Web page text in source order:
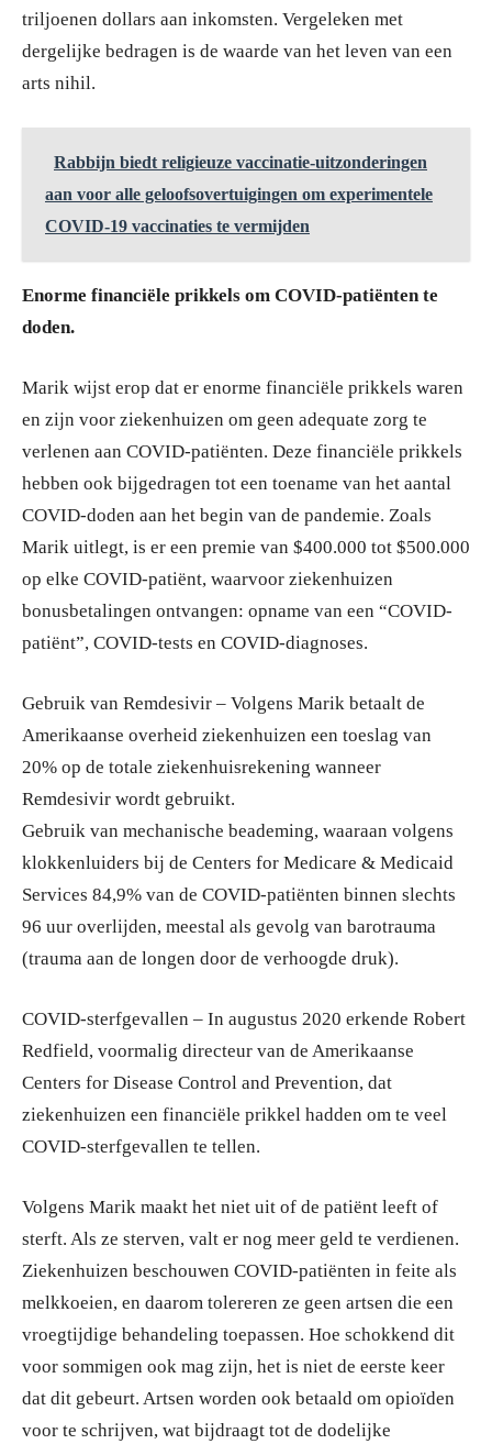
triljoenen dollars aan inkomsten. Vergeleken met
dergelijke bedragen is de waarde van het leven van een
arts nihil.
Rabbijn biedt religieuze vaccinatie-uitzonderingen
aan voor alle geloofsovertuigingen om experimentele
COVID-19 vaccinaties te vermijden
Enorme financiële prikkels om COVID-patiënten te
doden.
Marik wijst erop dat er enorme financiële prikkels waren
en zijn voor ziekenhuizen om geen adequate zorg te
verlenen aan COVID-patiënten. Deze financiële prikkels
hebben ook bijgedragen tot een toename van het aantal
COVID-doden aan het begin van de pandemie. Zoals
Marik uitlegt, is er een premie van $400.000 tot $500.000
op elke COVID-patiënt, waarvoor ziekenhuizen
bonusbetalingen ontvangen: opname van een “COVID-
patiënt”, COVID-tests en COVID-diagnoses.
Gebruik van Remdesivir – Volgens Marik betaalt de
Amerikaanse overheid ziekenhuizen een toeslag van
20% op de totale ziekenhuisrekening wanneer
Remdesivir wordt gebruikt.
Gebruik van mechanische beademing, waaraan volgens
klokkenluiders bij de Centers for Medicare & Medicaid
Services 84,9% van de COVID-patiënten binnen slechts
96 uur overlijden, meestal als gevolg van barotrauma
(trauma aan de longen door de verhoogde druk).
COVID-sterfgevallen – In augustus 2020 erkende Robert
Redfield, voormalig directeur van de Amerikaanse
Centers for Disease Control and Prevention, dat
ziekenhuizen een financiële prikkel hadden om te veel
COVID-sterfgevallen te tellen.
Volgens Marik maakt het niet uit of de patiënt leeft of
sterft. Als ze sterven, valt er nog meer geld te verdienen.
Ziekenhuizen beschouwen COVID-patiënten in feite als
melkkoeien, en daarom tolereren ze geen artsen die een
vroegtijdige behandeling toepassen. Hoe schokkend dit
voor sommigen ook mag zijn, het is niet de eerste keer
dat dit gebeurt. Artsen worden ook betaald om opioïden
voor te schrijven, wat bijdraagt tot de dodelijke